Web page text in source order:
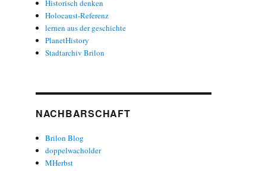
Historisch denken
Holocaust-Referenz
lernen aus der geschichte
PlanetHistory
Stadtarchiv Brilon
NACHBARSCHAFT
Brilon Blog
doppelwacholder
MHerbst